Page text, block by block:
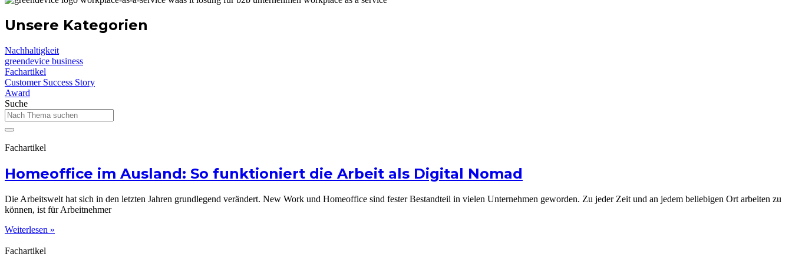
Unsere Kategorien
Nachhaltigkeit
greendevice business
Fachartikel
Customer Success Story
Award
Suche
Fachartikel
Homeoffice im Ausland: So funktioniert die Arbeit als Digital Nomad
Die Arbeitswelt hat sich in den letzten Jahren grundlegend verändert. New Work und Homeoffice sind fester Bestandteil in vielen Unternehmen geworden. Zu jeder Zeit und an jedem beliebigen Ort arbeiten zu
können, ist für Arbeitnehmer
Weiterlesen »
Fachartikel